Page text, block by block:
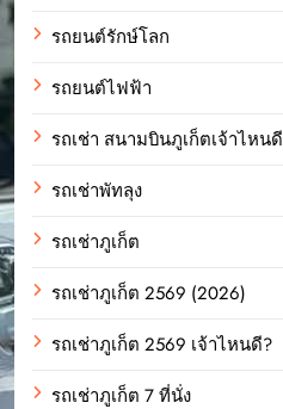
รถยนต์รักษ์โลก
รถยนต์ไฟฟ้า
รถเช่า สนามบินภูเก็ตเจ้าไหนดี
รถเช่าพัทลุง
รถเช่าภูเก็ต
รถเช่าภูเก็ต 2569 (2026)
รถเช่าภูเก็ต 2569 เจ้าไหนดี?
รถเช่าภูเก็ต 7 ที่นั่ง